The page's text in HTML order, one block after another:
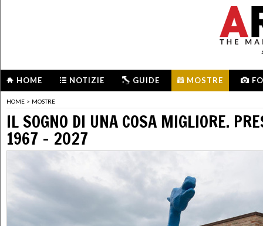
HOME NOTIZIE GUIDE MOSTRE
HOME > MOSTRE
IL SOGNO DI UNA COSA MIGLIORE.
1967 – 2027